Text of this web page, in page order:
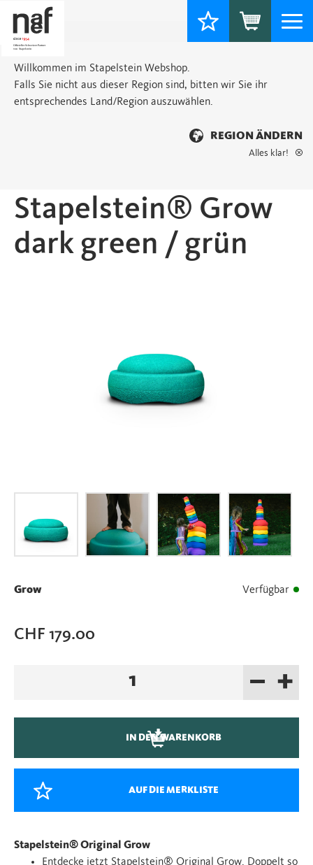
Willkommen im Stapelstein Webshop.
Falls Sie nicht aus dieser Region sind, bitten wir Sie ihr
entsprechendes Land/Region auszuwählen.
REGION ÄNDERN
Alles klar!
Stapelstein® Grow
dark green / grün
Grow Verfügbar
CHF 179.00
grün
+
–
IN DEN WARENKORB
AUF DIE MERKLISTE
Stapelstein® Original Grow
Entdecke jetzt Stapelstein® Original Grow. Doppelt so